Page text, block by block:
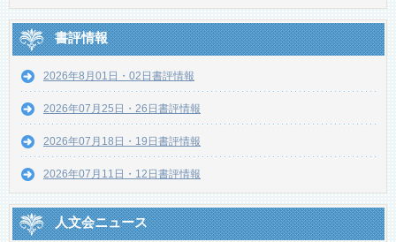
書評情報
2026年8月01日・02日書評情報
2026年07月25日・26日書評情報
2026年07月18日・19日書評情報
2026年07月11日・12日書評情報
人文会ニュース